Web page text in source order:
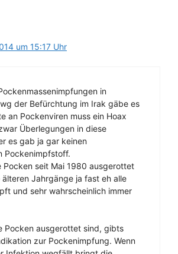
um 15:17 Uhr
in
der Befürchtung im Irak gäbe es
an Pockenviren muss ein Hoax
Überlegungen in diese
es gab ja gar keinen
Pockenimpfstoff.
Pocken seit Mai 1980 ausgerottet
älteren Jahrgänge ja fast eh alle
und sehr wahrscheinlich immer
Pocken ausgerottet sind, gibts
zur Pockenimpfung. Wenn